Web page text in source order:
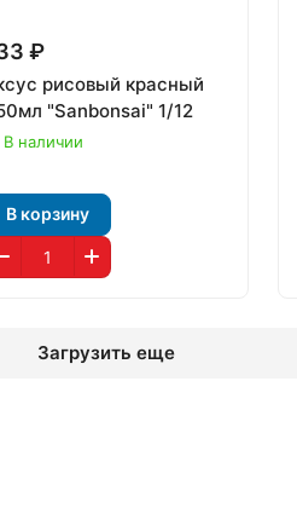
₽
рисовый красный
"Sanbonsai" 1/12
В наличии
В корзину
Загрузить еще